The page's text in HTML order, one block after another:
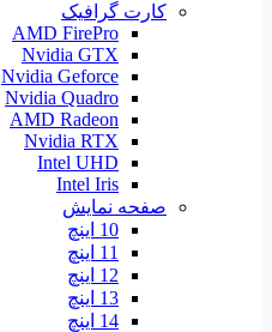
کارت گرافیک
AMD FirePro
Nvidia GTX
Nvidia Geforce
Nvidia Quadro
AMD Radeon
Nvidia RTX
Intel UHD
Intel Iris
صفحه نمایش
10 اینچ
11 اینچ
12 اینچ
13 اینچ
14 اینچ